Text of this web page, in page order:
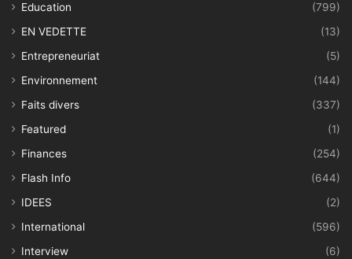
Education
(799)
EN VEDETTE
(13)
Entrepreneuriat
(5)
Environnement
(144)
Faits divers
(337)
Featured
(1)
Finances
(254)
Flash Info
(644)
IDEES
(2)
International
(596)
Interview
(6)